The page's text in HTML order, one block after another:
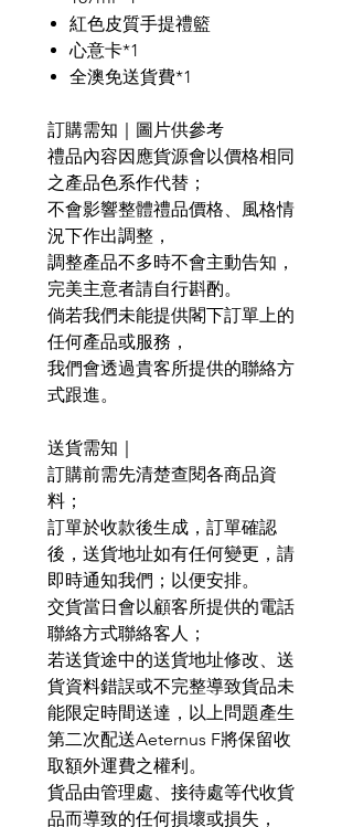
紅色皮質手提禮籃
心意卡*1
全澳免送貨費*1
訂購需知｜圖片供參考
禮品內容因應貨源會以價格相同
之產品色系作代替；
不會影響整體禮品價格、風格情
況下作出調整，
調整產品不多時不會主動告知，
完美主意者請自行斟酌。
倘若我們未能提供閣下訂單上的
任何產品或服務，
我們會透過貴客所提供的聯絡方
式跟進。
送貨需知｜
訂購前需先清楚查閱各商品資
料；
訂單於收款後生成，訂單確認
後，送貨地址如有任何變更，請
即時通知我們；以便安排。
交貨當日會以顧客所提供的電話
聯絡方式聯絡客人；
若送貨途中的送貨地址修改、送
貨資料錯誤或不完整導致貨品未
能限定時間送達，以上問題產生
第二次配送Aeternus F將保留收
取額外運費之權利。
貨品由管理處、接待處等代收貨
品而導致的任何損壞或損失，